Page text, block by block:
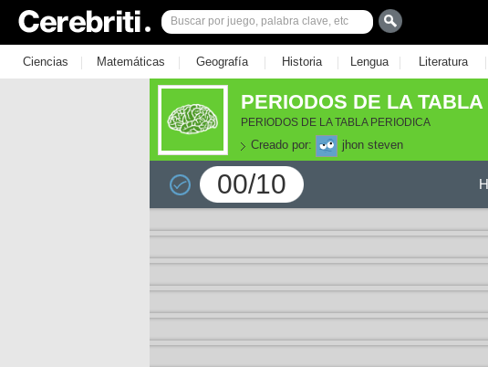
Ciencias | Matemáticas | Geografía | Historia | Lengua | Literatura |
PERIODOS DE LA
PERIODOS DE LA TABLA PERIODICA
Creado por: jhon steven
00/10